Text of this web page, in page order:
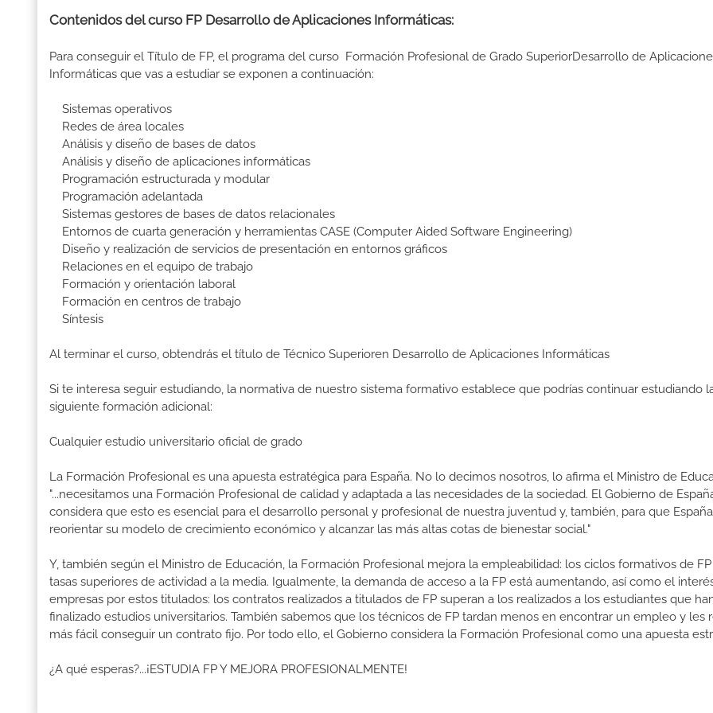
Contenidos del curso FP Desarrollo de Aplicaciones Informáticas:
Para conseguir el Título de FP, el programa del curso Formación Profesional de Grado SuperiorDesarrollo de
Informáticas que vas a estudiar se exponen a continuación:
Sistemas operativos
Redes de área locales
Análisis y diseño de bases de datos
Análisis y diseño de aplicaciones informáticas
Programación estructurada y modular
Programación adelantada
Sistemas gestores de bases de datos relacionales
Entornos de cuarta generación y herramientas CASE (Computer Aided Software Engineering)
Diseño y realización de servicios de presentación en entornos gráficos
Relaciones en el equipo de trabajo
Formación y orientación laboral
Formación en centros de trabajo
Síntesis
Al terminar el curso, obtendrás el título de Técnico Superioren Desarrollo de Aplicaciones Informáticas
Si te interesa seguir estudiando, la normativa de nuestro sistema formativo establece que podrías continuar estudiando
siguiente formación adicional:
Cualquier estudio universitario oficial de grado
La Formación Profesional es una apuesta estratégica para España. No lo decimos nosotros, lo afirma el Ministro de
"...necesitamos una Formación Profesional de calidad y adaptada a las necesidades de la sociedad. El Gobierno de
considera que esto es esencial para el desarrollo personal y profesional de nuestra juventud y, también, para que
reorientar su modelo de crecimiento económico y alcanzar las más altas cotas de bienestar social."
Y, también según el Ministro de Educación, la Formación Profesional mejora la empleabilidad: los ciclos formativos de
tasas superiores de actividad a la media. Igualmente, la demanda de acceso a la FP está aumentando, así como el
empresas por estos titulados: los contratos realizados a titulados de FP superan a los realizados a los estudiantes que
finalizado estudios universitarios. También sabemos que los técnicos de FP tardan menos en encontrar un empleo y les
más fácil conseguir un contrato fijo. Por todo ello, el Gobierno considera la Formación Profesional como una apuesta
¿A qué esperas?...¡ESTUDIA FP Y MEJORA PROFESIONALMENTE!